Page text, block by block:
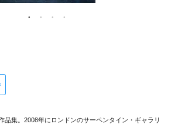
品集。2008年にロンドンのサーペンタイン・ギャラリ